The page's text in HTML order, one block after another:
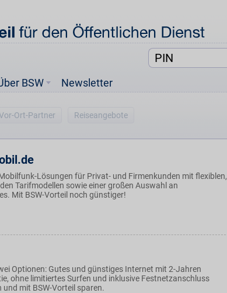
BSW Newsletter
Ort-Partner Reiseangebote
Lösungen für Privat- und Firmenkunden mit flexiblen,
Tarifmodellen sowie einer großen Auswahl an
Mit BSW-Vorteil noch günstiger!
Optionen: Gutes und günstiges Internet mit 2-Jahren
ohne limitiertes Surfen und inklusive Festnetzanschluss
und mit BSW-Vorteil sparen.